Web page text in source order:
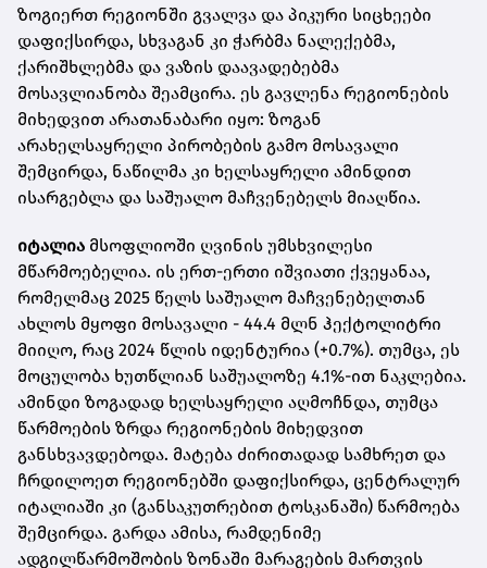
ზოგიერთ რეგიონში გვალვა და პიკური სიცხეები
დაფიქსირდა, სხვაგან კი ჭარბმა ნალექებმა,
ქარიშხლებმა და ვაზის დაავადებებმა
მოსავლიანობა შეამცირა. ეს გავლენა რეგიონების
მიხედვით არათანაბარი იყო: ზოგან
არახელსაყრელი პირობების გამო მოსავალი
შემცირდა, ნაწილმა კი ხელსაყრელი ამინდით
ისარგებლა და საშუალო მაჩვენებელს მიაღწია.
იტალია მსოფლიოში ღვინის უმსხვილესი
მწარმოებელია. ის ერთ-ერთი იშვიათი ქვეყანაა,
რომელმაც 2025 წელს საშუალო მაჩვენებელთან
ახლოს მყოფი მოსავალი - 44.4 მლნ ჰექტოლიტრი
მიიღო, რაც 2024 წლის იდენტურია (+0.7%). თუმცა, ეს
მოცულობა ხუთწლიან საშუალოზე 4.1%-ით ნაკლებია.
ამინდი ზოგადად ხელსაყრელი აღმოჩნდა, თუმცა
წარმოების ზრდა რეგიონების მიხედვით
განსხვავდებოდა. მატება ძირითადად სამხრეთ და
ჩრდილოეთ რეგიონებში დაფიქსირდა, ცენტრალურ
იტალიაში კი (განსაკუთრებით ტოსკანაში) წარმოება
შემცირდა. გარდა ამისა, რამდენიმე
ადგილწარმოშობის ზონაში მარაგების მართვის